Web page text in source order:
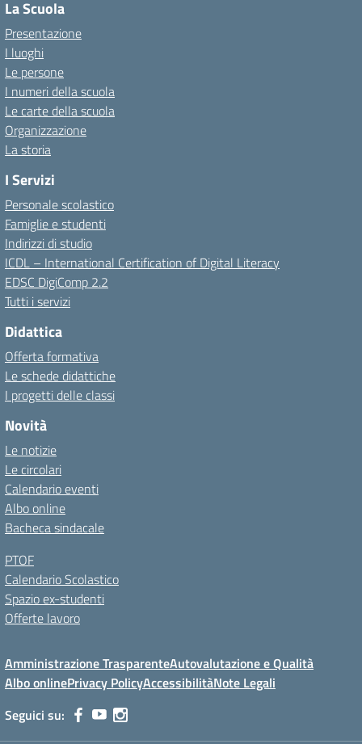
La Scuola
Presentazione
I luoghi
Le persone
I numeri della scuola
Le carte della scuola
Organizzazione
La storia
I Servizi
Personale scolastico
Famiglie e studenti
Indirizzi di studio
ICDL – International Certification of Digital Literacy
EDSC DigiComp 2.2
Tutti i servizi
Didattica
Offerta formativa
Le schede didattiche
I progetti delle classi
Novità
Le notizie
Le circolari
Calendario eventi
Albo online
Bacheca sindacale
PTOF
Calendario Scolastico
Spazio ex-studenti
Offerte lavoro
Amministrazione TrasparenteAutovalutazione e Qualità
Albo onlinePrivacy PolicyAccessibilitàNote Legali
Seguici su: